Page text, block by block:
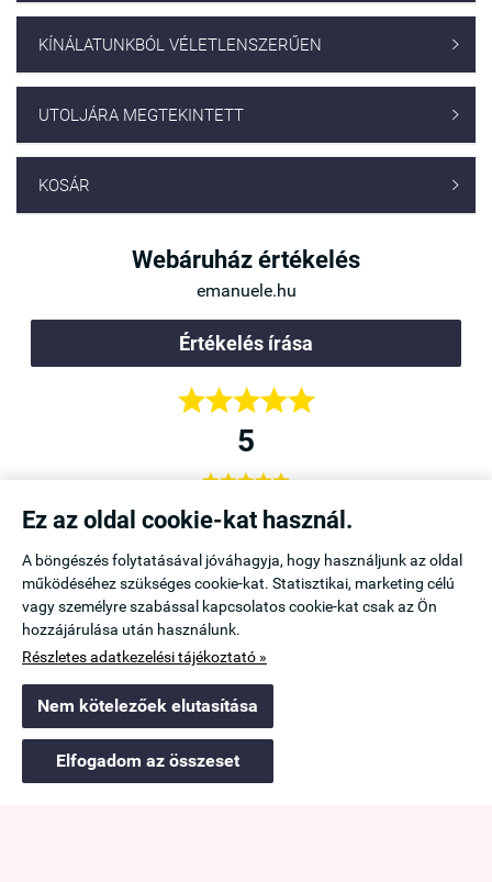
Ez az oldal cookie-kat használ.
A böngészés folytatásával jóváhagyja, hogy használjunk az oldal
működéséhez szükséges cookie-kat. Statisztikai, marketing célú
vagy személyre szabással kapcsolatos cookie-kat csak az Ön
hozzájárulása után használunk.
Részletes adatkezelési tájékoztató »
Nem kötelezőek elutasítása
Elfogadom az összeset
KÍNÁLATUNKBÓL VÉLETLENSZERŰEN 
UTOLJÁRA MEGTEKINTETT 
KOSÁR 
Webáruház értékelés
emanuele.hu
Értékelés írása

5

Örülök, hogy rátaláltam az Emanuele Webáruházra,
innen vásárolok.
Icu
Navigáció
Saját fiók